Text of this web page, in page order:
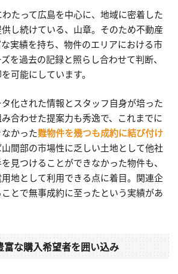
たって広島を中心に、地域に密着した
し続けている、山章。そのため不動産
実績を持ち、物件のエリアにおける市
を過去の記録と照らし合わせて判断、
可能にしています。
化された情報とスタッフ自身が培った
合わせた提案力も秀逸で、これまでに
かった難物件を幾つも成約に結び付け
間部の市場性に乏しい土地として他社
見つけることができなかった物件も、
地として利用できる点に着目。関連企
とで無事成約に至ったという実績があ
富な購入希望者を囲い込み